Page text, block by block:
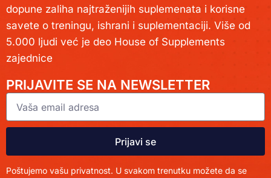
dopune zaliha najtraženijih suplemenata i korisne
savete o treningu, ishrani i suplementaciji. Više od
5.000 ljudi već je deo House of Supplements
zajednice
PRIJAVITE SE NA NEWSLETTER
Prijavi se
Poštujemo vašu privatnost. U svakom trenutku možete da se